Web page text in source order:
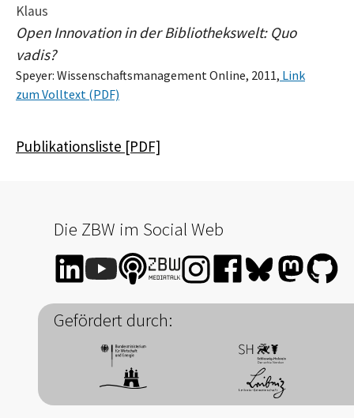
Klaus
Open Innovation in der Bibliothekswelt: Quo
vadis?
Speyer: Wissenschaftsmanagement Online, 2011, Link
zum Volltext (PDF)
Publikationsliste [PDF]
Die ZBW im Social Web
Gefördert durch: